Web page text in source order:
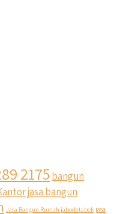
2175 bangun
jasa bangun
Jasa Bangun Rumah jabodetabek jasa